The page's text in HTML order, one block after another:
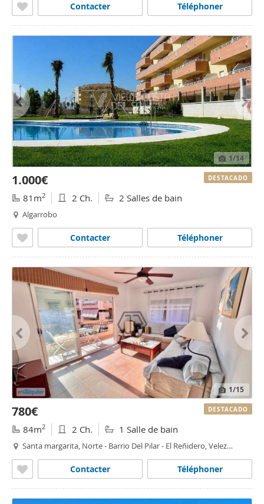
Téléphoner
Contacter
1/14
1.000€
81m2 2 Ch. 2 Salles de bain
Algarrobo
Téléphoner
Contacter
DESTACADO
1/15
780€
84m2 2 Ch. 1 Salle de bain
Santa margarita, Norte - Barrio Del Pilar - El Reñidero, Velez
Téléphoner
Contacter
DESTACADO